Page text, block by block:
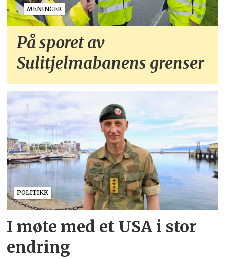
MENINGER
På sporet av
Sulitjelmabanens grenser
POLITIKK
I møte med et USA i stor
endring